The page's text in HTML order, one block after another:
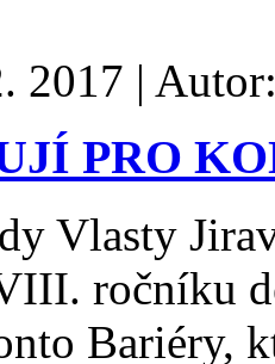
2017 |
PRO
Vlasty
ročníku
Bariéry,